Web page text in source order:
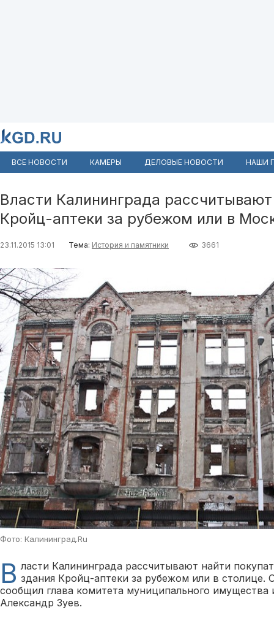
ВСЕ НОВОСТИ КАМЕРЫ ДЕЛОВЫЕ НОВОСТИ НАШИ
Власти Калининграда
Кройц-аптеки за рубежом или в
23.11.2015 13:01 Тема: История и памятники 3661
Фото: Калининград.Ru
В ласти Калининграда рассчитывают найти
здания Кройц-аптеки за рубежом или в столице.
сообщил глава комитета муниципального имущества
Александр Зуев.